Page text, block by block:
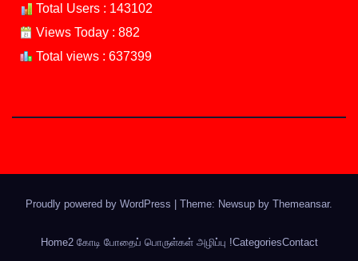
Total Users : 143102
Views Today : 882
Total views : 637399
Proudly powered by WordPress | Theme: Newsup by Themeansar.
Home2 கோடி போதைப் பொருள்கள் அழிப்பு !CategoriesContact